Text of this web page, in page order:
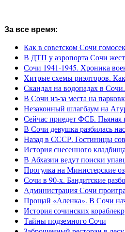
За все время:
Как в советском Сочи
В ДТП у аэропорта Сочи
Сочи 1941-1945. Хроника
Хитрые схемы риэлторов.
Скандал на водопадах в
В Сочи из-за места на
Незаконный шлагбаум на
Сейчас приедет ФСБ. Пьяная
В Сочи девушка разбилась
Назад в СССР. Гостиницы
История снесенного
В Абхазии ведут поиски
Прогулка на Министерские
Сочи в 90-х. Бандитские
Администрация Сочи
Прощай «Аленка». В Сочи
История сочинских
Тайны подземного Сочи